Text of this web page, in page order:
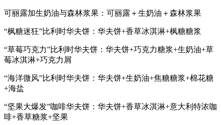
可丽露加生奶油与森林浆果：可丽露＋生奶油＋森林浆果
“枫糖迷狂”比利时华夫饼：华夫饼+香草冰淇淋+枫糖糖浆
“草莓巧克力”比利时华夫饼：华夫饼+巧克力糖浆+生奶油+草
莓冰淇淋+巧克力屑
“海洋微风”比利时华夫饼：华夫饼+生奶油+焦糖糖浆+棉花糖
+海盐
“坚果大爆发”咖啡华夫饼：华夫饼+香草冰淇淋+意大利特浓咖
啡+香草糖浆+坚果